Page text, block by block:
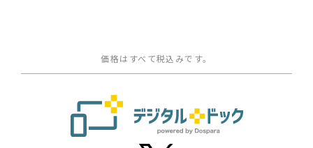
価格はすべて税込みです。